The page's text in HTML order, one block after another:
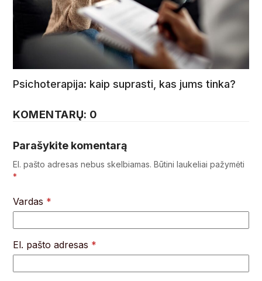
Psichoterapija: kaip suprasti, kas jums tinka?
KOMENTARŲ: 0
Parašykite komentarą
El. pašto adresas nebus skelbiamas. Būtini laukeliai pažymėti
*
Vardas *
El. pašto adresas *